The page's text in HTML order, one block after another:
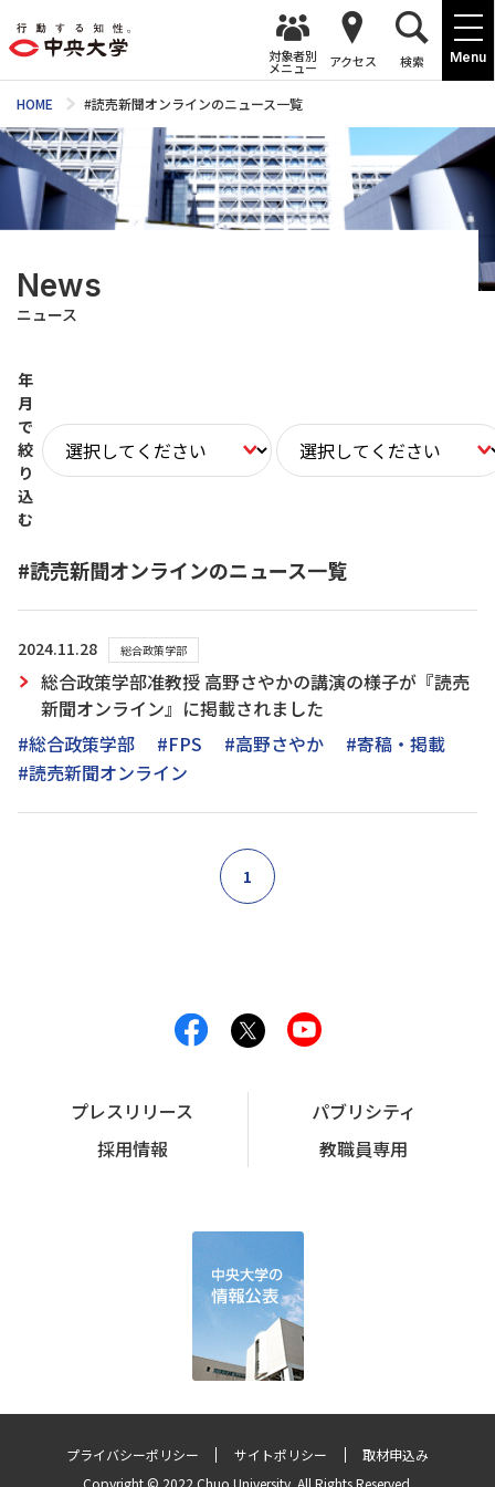
Menu
対象者別
メニュー アクセス 検索
HOME #読売新聞オンラインのニュース一覧
News
ニュース
年
月
で
絞
り
込
む
#読売新聞オンラインのニュース一覧
2024.11.28 総合政策学部
総合政策学部准教授 高野さやかの講演の様子が『読売
新聞オンライン』に掲載されました
#総合政策学部
#FPS #高野さやか
#寄稿・掲載
#読売新聞オンライン
1
プレスリリース
パブリシティ
採用情報
教職員専用
プライバシーポリシー サイトポリシー
取材申込み
Copyright © 2022 Chuo University. All Rights Reserved.